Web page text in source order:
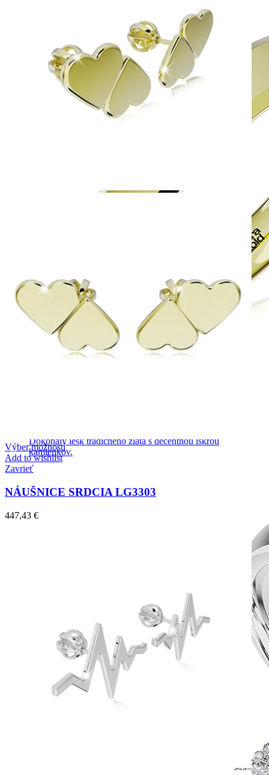
Dokonalý lesk tradičného zlata s decentnou iskrou
kamienkov.
Výber možností
Add to wishlist
Zavrieť
NÁUŠNICE SRDCIA LG3303
447,43 €